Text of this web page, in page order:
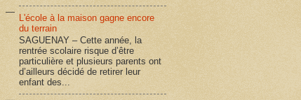
L'école à la maison gagne encore
du terrain
SAGUENAY – Cette année, la
rentrée scolaire risque d’être
particulière et plusieurs parents ont
d’ailleurs décidé de retirer leur
enfant des...